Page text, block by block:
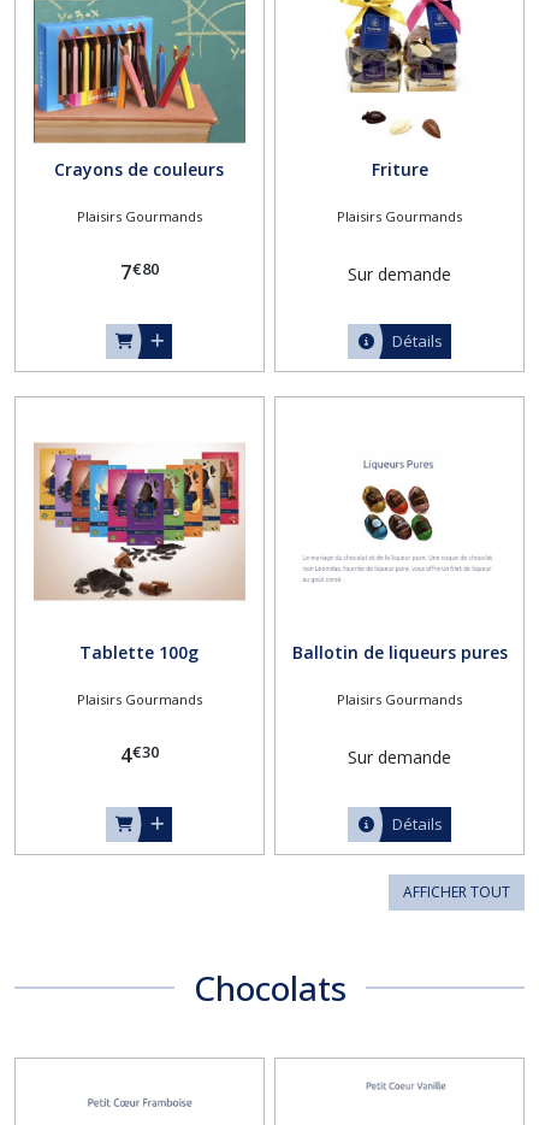
Crayons de couleurs
Plaisirs Gourmands
7€80
Friture
Plaisirs Gourmands
Sur demande
Détails
Tablette 100g
Plaisirs Gourmands
4€30
Ballotin de liqueurs pures
Plaisirs Gourmands
Sur demande
Détails
AFFICHER TOUT
Chocolats